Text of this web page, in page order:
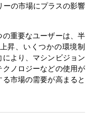
ーの市場にプラスの影響
重要なユーザーは、半
昇、いくつかの環境制
より、マシンビジョン
ノロジーなどの使用が
市場の需要が高まると